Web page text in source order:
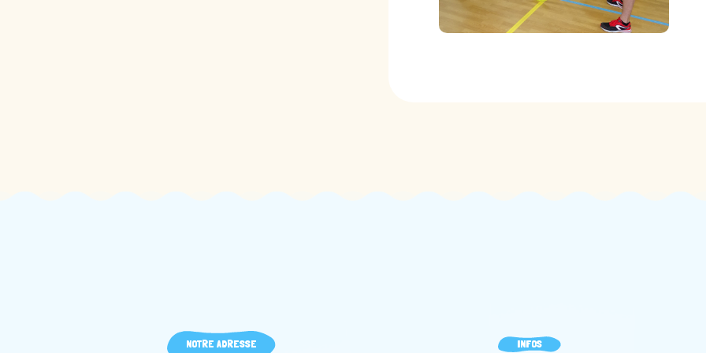
NOTRE ADRESSE INFOS